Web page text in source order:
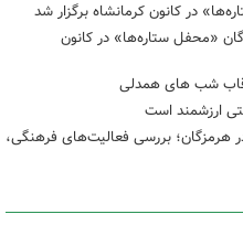
در کانون کرمانشاه برگزار شد
«محفل ستاره‌ها» در کانون
قاب شب های همدلی
ارزشمند است
بررسی فعالیت‌های فرهنگی،